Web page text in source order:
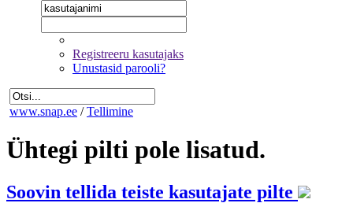
Registreeru kasutajaks
Unustasid parooli?
www.snap.ee / Tellimine
Ühtegi pilti pole lisatud.
Soovin tellida teiste kasutajate pilte